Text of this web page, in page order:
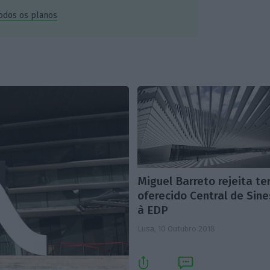
os planos
Miguel Barreto rejeita
oferecido Central de
à EDP
Lusa, 10 Outubro 2018